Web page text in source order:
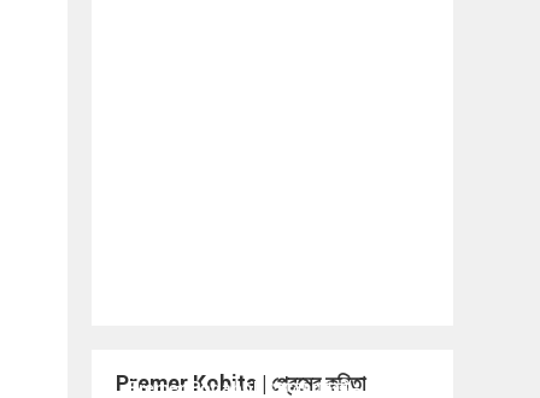
Premer Kobita | প্রেমের কবিতা
Premer Podaboli প্রেমের পদাবলী– শামসুর